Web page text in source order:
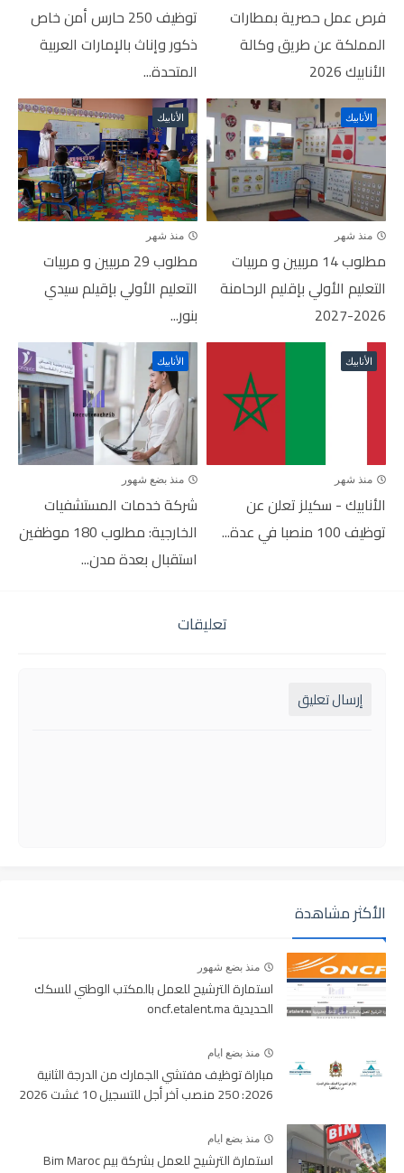
فرص عمل حصرية بمطارات
المملكة عن طريق وكالة
الأنابيك 2026
توظيف 250 حارس أمن خاص
ذكور وإناث بالإمارات العربية
المتحدة...
الأنابيك
منذ شهر
مطلوب 14 مربيين و مربيات
التعليم الأولي بإقليم الرحامنة
2026-2027
الأنابيك
منذ شهر
مطلوب 29 مربيين و مربيات
التعليم الأولي بإقيلم سيدي
بنور...
الأنابيك
منذ شهر
الأنابيك - سكيلز تعلن عن
توظيف 100 منصبا في عدة...
الأنابيك
منذ بضع شهور
شركة خدمات المستشفيات
الخارجية: مطلوب 180 موظفين
استقبال بعدة مدن...
تعليقات
إرسال تعليق
الأكثر مشاهدة
منذ بضع شهور
استمارة الترشيح للعمل بالمكتب الوطني للسكك
الحديدية oncf.etalent.ma
منذ بضع ايام
مباراة توظيف مفتشي الجمارك من الدرجة الثانية
2026: 250 منصب آخر أجل للتسجيل 10 غشت 2026
منذ بضع ايام
استمارة الترشيح للعمل بشركة بيم Bim Maroc